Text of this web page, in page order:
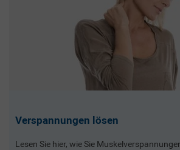
Verspannungen lösen
Lesen Sie hier, wie Sie